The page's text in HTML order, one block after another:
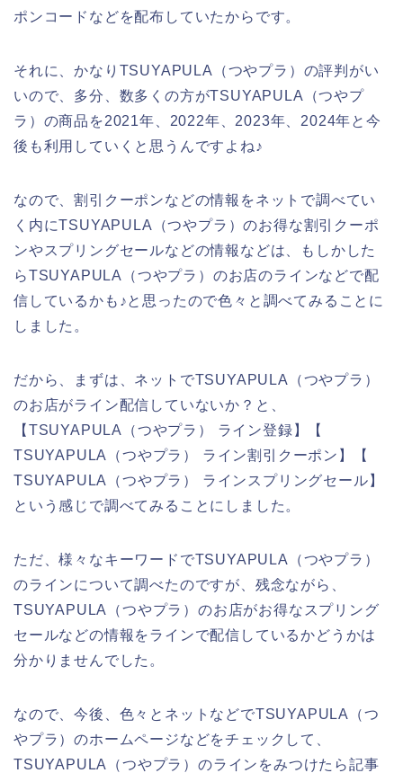
ポンコードなどを配布していたからです。
それに、かなりTSUYAPULA（つやプラ）の評判がい
いので、多分、数多くの方がTSUYAPULA（つやプ
ラ）の商品を2021年、2022年、2023年、2024年と今
後も利用していくと思うんですよね♪
なので、割引クーポンなどの情報をネットで調べてい
く内にTSUYAPULA（つやプラ）のお得な割引クーポ
ンやスプリングセールなどの情報などは、もしかした
らTSUYAPULA（つやプラ）のお店のラインなどで配
信しているかも♪と思ったので色々と調べてみることに
しました。
だから、まずは、ネットでTSUYAPULA（つやプラ）
のお店がライン配信していないか？と、
【TSUYAPULA（つやプラ） ライン登録】【
TSUYAPULA（つやプラ） ライン割引クーポン】【
TSUYAPULA（つやプラ） ラインスプリングセール】
という感じで調べてみることにしました。
ただ、様々なキーワードでTSUYAPULA（つやプラ）
のラインについて調べたのですが、残念ながら、
TSUYAPULA（つやプラ）のお店がお得なスプリング
セールなどの情報をラインで配信しているかどうかは
分かりませんでした。
なので、今後、色々とネットなどでTSUYAPULA（つ
やプラ）のホームページなどをチェックして、
TSUYAPULA（つやプラ）のラインをみつけたら記事